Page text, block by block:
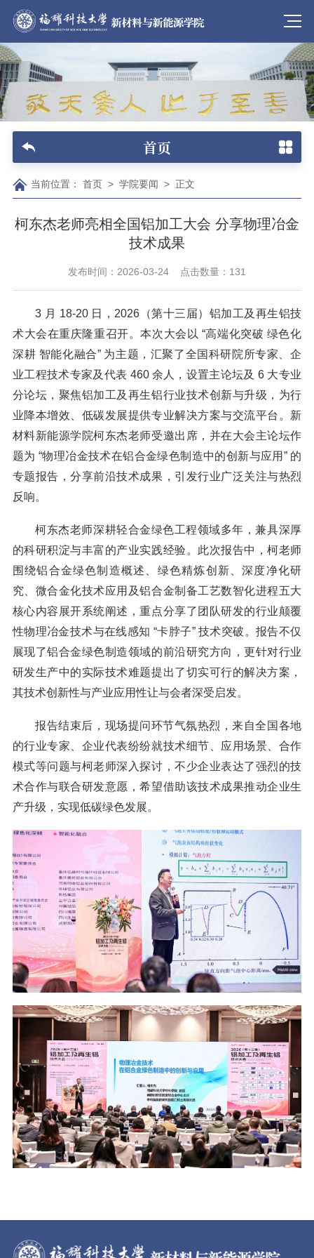
首页
当前位置： 首页> 学院要闻 > 正文
柯东杰老师亮相全国铝加工大会 分享物理冶金
技术成果
发布时间：2026-03-24 点击数量： 131
3 月 18-20 日，2026（第十三届）铝加工及再生铝技
术大会在重庆隆重召开。本次大会以 “高端化突破 绿色化
深耕 智能化融合” 为主题，汇聚了全国科研院所专家、企
业工程技术专家及代表 460 余人，设置主论坛及 6 大专业
分论坛，聚焦铝加工及再生铝行业技术创新与升级，为行
业降本增效、低碳发展提供专业解决方案与交流平台。新
材料新能源学院柯东杰老师受邀出席，并在大会主论坛作
题为 “物理冶金技术在铝合金绿色制造中的创新与应用” 的
专题报告，分享前沿技术成果，引发行业广泛关注与热烈
反响。
柯东杰老师深耕轻合金绿色工程领域多年，兼具深厚
的科研积淀与丰富的产业实践经验。此次报告中，柯老师
围绕铝合金绿色制造概述、绿色精炼创新、深度净化研
究、微合金化技术应用及铝合金制备工艺数智化进程五大
核心内容展开系统阐述，重点分享了团队研发的行业颠覆
性物理冶金技术与在线感知 “卡脖子” 技术突破。报告不仅
展现了铝合金绿色制造领域的前沿研究方向，更针对行业
研发生产中的实际技术难题提出了切实可行的解决方案，
其技术创新性与产业应用性让与会者深受启发。
报告结束后，现场提问环节气氛热烈，来自全国各地
的行业专家、企业代表纷纷就技术细节、应用场景、合作
模式等问题与柯老师深入探讨，不少企业表达了强烈的技
术合作与联合研发意愿，希望借助该技术成果推动企业生
产升级，实现低碳绿色发展。